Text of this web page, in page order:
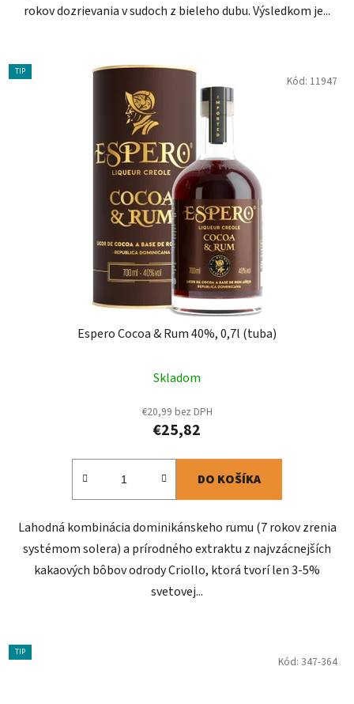
rokov dozrievania v sudoch z bieleho dubu. Výsledkom je...
TIP
Espero Cocoa & Rum 40%, 0,7l (tuba)
Skladom
€20,99 bez DPH
€25,82
DO KOŠÍKA
Lahodná kombinácia dominikánskeho rumu (7 rokov zrenia
systémom solera) a prírodného extraktu z najvzácnejších
kakaových bôbov odrody Criollo, ktorá tvorí len 3-5%
svetovej...
Kód: 11947
TIP
Kód: 347-364